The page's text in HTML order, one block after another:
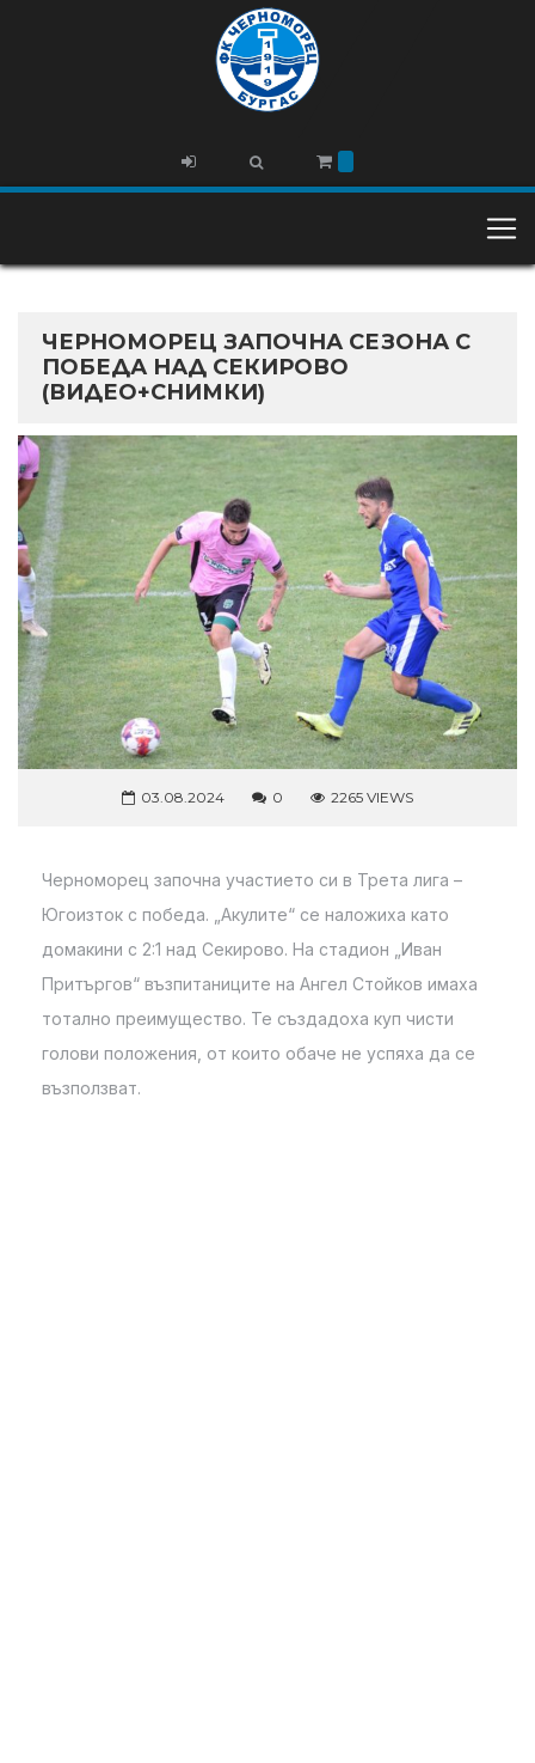
ЧЕРНОМОРЕЦ ЗАПОЧНА СЕЗОНА С
ПОБЕДА НАД СЕКИРОВО
(ВИДЕО+СНИМКИ)
03.08.2024 0 2265 VIEWS
Черноморец започна участието си в Трета лига –
Югоизток с победа. „Акулите“ се наложиха като
домакини с 2:1 над Секирово. На стадион „Иван
Притъргов“ възпитаниците на Ангел Стойков имаха
тотално преимущество. Те създадоха куп чисти
голови положения, от които обаче не успяха да се
възползват.